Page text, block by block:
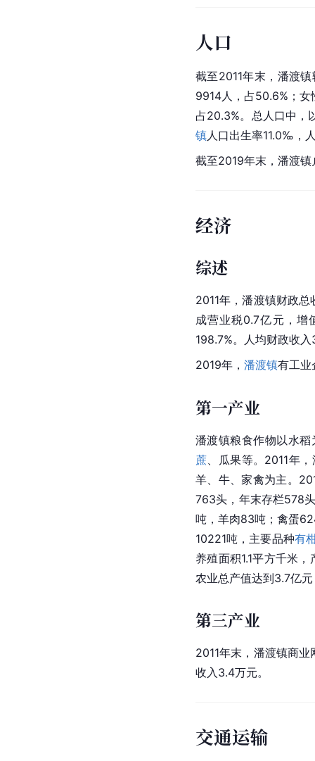
人口
截至2011年末，潘渡
9914人，占50.6%；
占20.3%。总人口中，
镇人口出生率11.0‰，
截至2019年末，潘渡镇
经济
综述
2011年，潘渡镇财政
成营业税0.7亿元，增
198.7%。人均财政收
2019年， 潘渡镇有工业
第一产业
潘渡镇粮食作物以水
蔗 、瓜果等。2011年
羊、牛、家禽为主。
763头，年末存栏578
吨，羊肉83吨；禽蛋
10221吨，主要品种有
养殖面积1.1平方千米
农业总产值达到3.7亿
第三产业
2011年末，潘渡镇商
收入3.4万元。
交通运输